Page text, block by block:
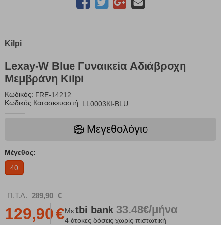
Kilpi
Lexay-W Blue Γυναικεία Αδιάβροχη
Μεμβράνη Kilpi
Κωδικός: FRE-14212
Κωδικός Κατασκευαστή: LL0003KI-BLU
Μεγεθολόγιο
Μέγεθος:
40
Π.Τ.Λ. 289,90 €
129,90€Με tbi bank 33.48€/μήνα
4 άτοκες δόσεις χωρίς πιστωτική